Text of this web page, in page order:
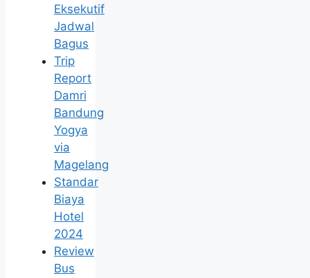
Eksekutif
Jadwal
Bagus
Trip
Report
Damri
Bandung
Yogya
via
Magelang
Standar
Biaya
Hotel
2024
Review
Bus